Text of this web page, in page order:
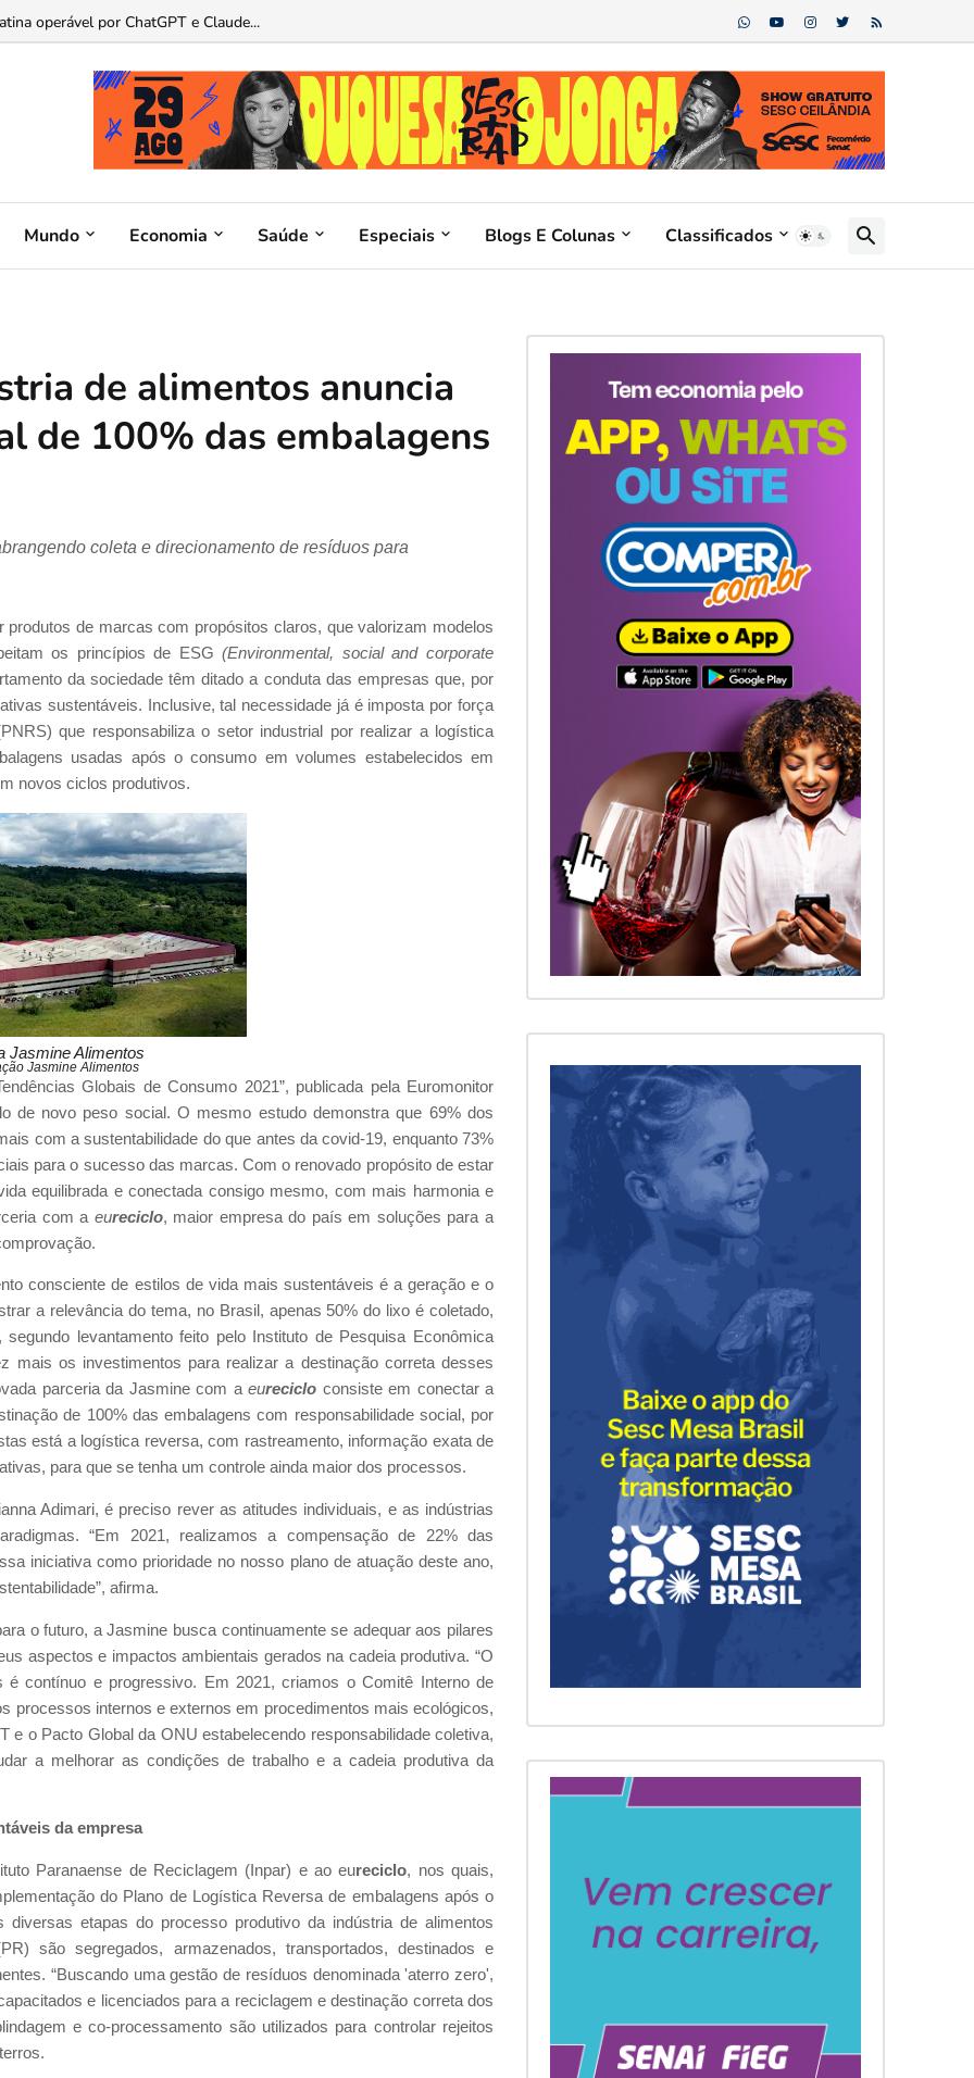
presentes para pais apaixonados por carros...
Mundo Economia Saúde Especiais Blogs E Colunas Classificados
de alimentos anuncia
de 100% das embalagens
coleta e direcionamento de resíduos para
de marcas com propósitos claros, que valorizam modelos
os princípios de ESG (Environmental, social and corporate
da sociedade têm ditado a conduta das empresas que, por
sustentáveis. Inclusive, tal necessidade já é imposta por força
que responsabiliza o setor industrial por realizar a logística
usadas após o consumo em volumes estabelecidos em
novos ciclos produtivos.
Jasmine Alimentos
Jasmine Alimentos
Globais de Consumo 2021”, publicada pela Euromonitor
de novo peso social. O mesmo estudo demonstra que 69% dos
com a sustentabilidade do que antes da covid-19, enquanto 73%
para o sucesso das marcas. Com o renovado propósito de estar
equilibrada e conectada consigo mesmo, com mais harmonia e
com a eureciclo, maior empresa do país em soluções para a
consciente de estilos de vida mais sustentáveis é a geração e o
a relevância do tema, no Brasil, apenas 50% do lixo é coletado,
levantamento feito pelo Instituto de Pesquisa Econômica
mais os investimentos para realizar a destinação correta desses
parceria da Jasmine com a eureciclo consiste em conectar a
de 100% das embalagens com responsabilidade social, por
está a logística reversa, com rastreamento, informação exata de
para que se tenha um controle ainda maior dos processos.
Adimari, é preciso rever as atitudes individuais, e as indústrias
“Em 2021, realizamos a compensação de 22% das
iniciativa como prioridade no nosso plano de atuação deste ano,
afirma.
o futuro, a Jasmine busca continuamente se adequar aos pilares
aspectos e impactos ambientais gerados na cadeia produtiva. “O
contínuo e progressivo. Em 2021, criamos o Comitê Interno de
processos internos e externos em procedimentos mais ecológicos,
o Pacto Global da ONU estabelecendo responsabilidade coletiva,
a melhorar as condições de trabalho e a cadeia produtiva da
da empresa
Paranaense de Reciclagem (Inpar) e ao eureciclo, nos quais,
do Plano de Logística Reversa de embalagens após o
etapas do processo produtivo da indústria de alimentos
são segregados, armazenados, transportados, destinados e
“Buscando uma gestão de resíduos denominada 'aterro zero',
e licenciados para a reciclagem e destinação correta dos
e co-processamento são utilizados para controlar rejeitos